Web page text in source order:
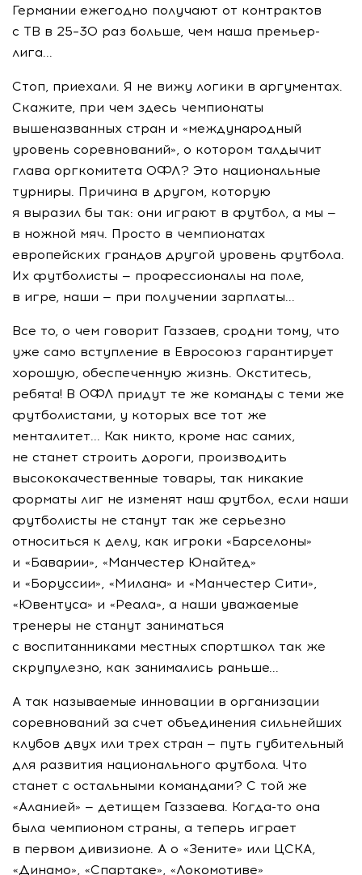
Германии ежегодно получают от контрактов
с ТВ в 25–30 раз больше, чем наша премьер-
лига...
Стоп, приехали. Я не вижу логики в аргументах.
Скажите, при чем здесь чемпионаты
вышеназванных стран и «международный
уровень соревнований», о котором талдычит
глава оргкомитета ОФЛ? Это национальные
турниры. Причина в другом, которую
я выразил бы так: они играют в футбол, а мы —
в ножной мяч. Просто в чемпионатах
европейских грандов другой уровень футбола.
Их футболисты — профессионалы на поле,
в игре, наши — при получении зарплаты...
Все то, о чем говорит Газзаев, сродни тому, что
уже само вступление в Евросоюз гарантирует
хорошую, обеспеченную жизнь. Окститесь,
ребята! В ОФЛ придут те же команды с теми же
футболистами, у которых все тот же
менталитет... Как никто, кроме нас самих,
не станет строить дороги, производить
высококачественные товары, так никакие
форматы лиг не изменят наш футбол, если наши
футболисты не станут так же серьезно
относиться к делу, как игроки «Барселоны»
и «Баварии», «Манчестер Юнайтед»
и «Боруссии», «Милана» и «Манчестер Сити»,
«Ювентуса» и «Реала», а наши уважаемые
тренеры не станут заниматься
с воспитанниками местных спортшкол так же
скрупулезно, как занимались раньше...
А так называемые инновации в организации
соревнований за счет объединения сильнейших
клубов двух или трех стран — путь губительный
для развития национального футбола. Что
станет с остальными командами? С той же
«Аланией» — детищем Газзаева. Когда-то она
была чемпионом страны, а теперь играет
в первом дивизионе. А о «Зените» или ЦСКА,
«Динамо», «Спартаке», «Локомотиве»